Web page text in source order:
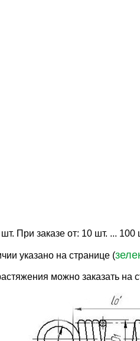
При заказе от: 10 шт. ... 100
указано на странице (
можно заказать на